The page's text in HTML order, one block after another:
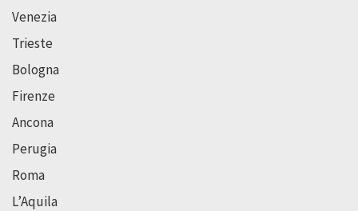
Venezia
Trieste
Bologna
Firenze
Ancona
Perugia
Roma
L’Aquila